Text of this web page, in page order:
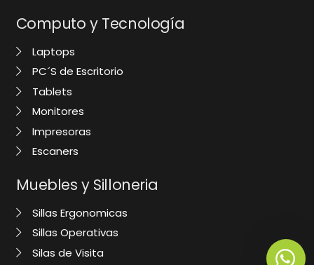
Computo y Tecnología
Laptops
PC´S de Escritorio
Tablets
Monitores
Impresoras
Escaners
Muebles y Silloneria
Sillas Ergonomicas
Sillas Operativas
Silas de Visita